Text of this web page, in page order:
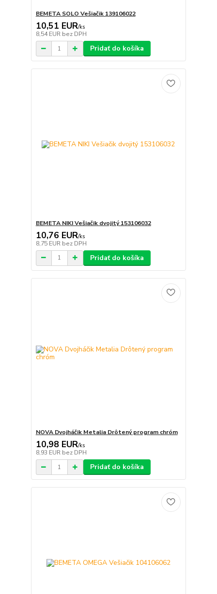
BEMETA SOLO Vešiačik 139106022
10,51 EUR/ks
8,54 EUR bez DPH
Pridať do košíka
BEMETA NIKI Vešiačik dvojitý 153106032
10,76 EUR/ks
8,75 EUR bez DPH
Pridať do košíka
NOVA Dvojháčik Metalia Drôtený program chróm
10,98 EUR/ks
8,93 EUR bez DPH
Pridať do košíka